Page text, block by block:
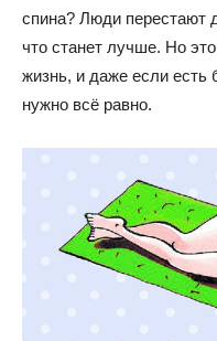
спина? Люди перестают
что станет лучше. Но
жизнь, и даже если есть
нужно всё равно.